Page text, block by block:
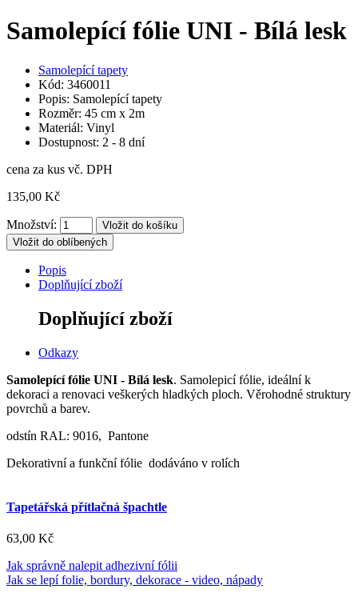
Samolepící fólie UNI - Bílá lesk
Samolepící tapety
Kód: 3460011
Popis: Samolepící tapety
Rozměr: 45 cm x 2m
Materiál: Vinyl
Dostupnost: 2 - 8 dní
cena za kus vč. DPH
135,00 Kč
Množství:
Vložit do oblíbených
Popis
Doplňující zboží
Doplňující zboží
Odkazy
Samolepící fólie UNI - Bílá lesk. Samolepicí fólie, ideální k
dekoraci a renovaci veškerých hladkých ploch. Věrohodné struktury
povrchů a barev.
odstín RAL: 9016, Pantone
Dekorativní a funkční fólie dodáváno v rolích
Tapetářská přítlačná špachtle
63,00 Kč
Jak správně nalepit adhezivní fólii
Jak se lepí folie, bordury, dekorace - video, nápady